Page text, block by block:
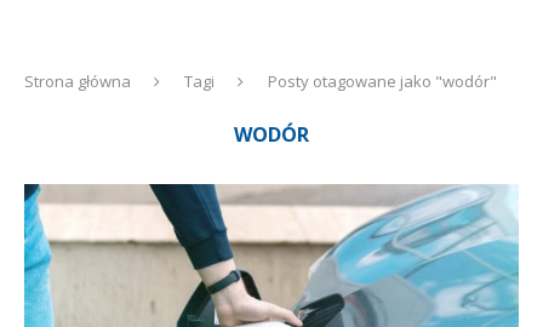
Strona główna Tagi Posty otagowane jako "wodór"
WODÓR